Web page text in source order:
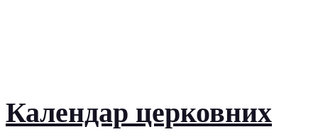
Календар церковних